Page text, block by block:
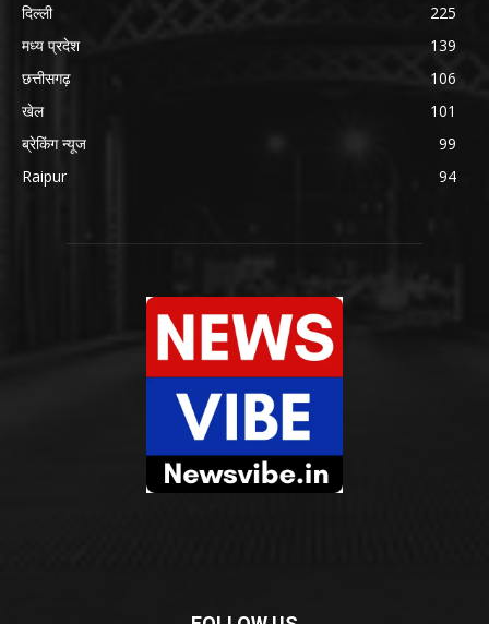
दिल्ली
225
मध्य प्रदेश
139
छत्तीसगढ़
106
खेल
101
ब्रेकिंग न्यूज
99
Raipur
94